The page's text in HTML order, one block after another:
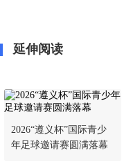
延伸阅读
2026“遵义杯”国际青少
年足球邀请赛圆满落幕